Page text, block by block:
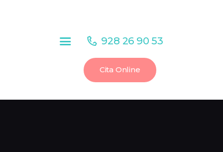
928 26 90 53
Cita Online
EL CENTRO
CITA ONLINE
SERVICIOS
SEGUROS